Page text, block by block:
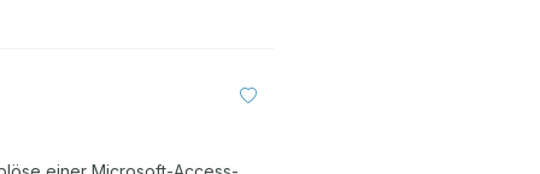
Du entwickelst in einem
nutzbar werden. Du planst